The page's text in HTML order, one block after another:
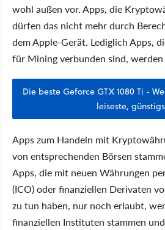
wohl außen vor. Apps, die
dürfen das nicht mehr durch
dem Apple-Gerät. Lediglich Apps,
für Mining verbunden sind, werden
Die beste Geforce GTX 1080 Ti -
leiseste,
Apps zum Handeln mit
von entsprechenden Börsen
Apps, die mit neuen Währungen
(ICO) oder finanziellen Derivaten
zu tun haben, nur noch erlaubt,
finanziellen Instituten stammen